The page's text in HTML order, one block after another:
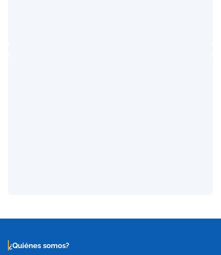
¿Quiénes somos?